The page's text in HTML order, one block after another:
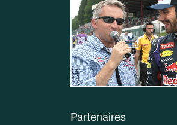
Partenaires